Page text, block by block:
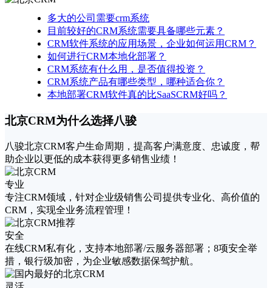
多大的公司需要crm系统
​目前较好的CRM系统需要具备哪些元素？
CRM软件系统的应用场景，企业如何运用CRM？
如何进行CRM本地化部署？
CRM系统有什么用，是否值得投资？
CRM系统产品有哪些类型，哪种适合你？
本地部署CRM软件真的比SaaSCRM好吗？
北京CRM为什么选择八骏
八骏北京CRM客户生命周期，提高客户满意度、忠诚度，帮
助企业以更低的成本获得更多销售业绩！
专业
专注CRM领域，针对企业级销售公司提供专业化、高价值的
CRM，实现全业务流程管理！
安全
在线CRM私有化，支持本地部署/云服务器部署；8项安全举
措，银行级加密，为企业敏感数据保驾护航。